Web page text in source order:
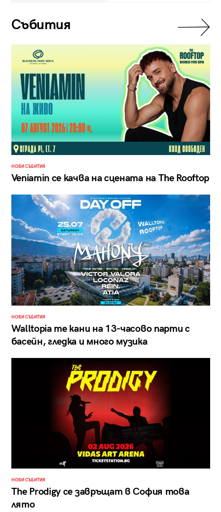
Събития
НОВИ СЪБИТИЯ
Veniamin се качва на сцената на The Rooftop
НОВИ СЪБИТИЯ
Walltopia те кани на 13-часово парти с
басейн, гледка и много музика
НОВИ СЪБИТИЯ
The Prodigy се завръщат в София това
лято